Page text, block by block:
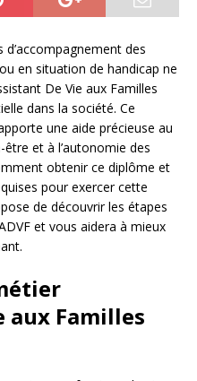
des
en situation de handicap ne
De Vie aux Familles
dans la société. Ce
une aide précieuse au
et à l’autonomie des
obtenir ce diplôme et
pour exercer cette
de découvrir les étapes
et vous aidera à mieux
aux Familles